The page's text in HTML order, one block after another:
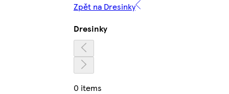
Zpět na Dresinky
Dresinky
0 items